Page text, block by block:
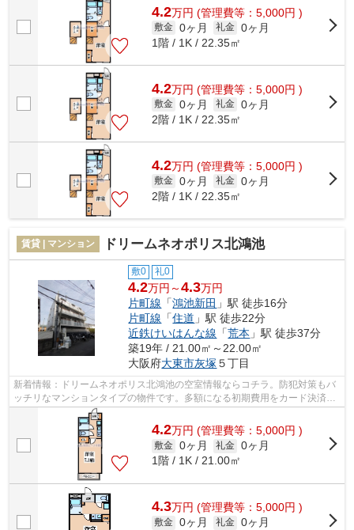
4.2万円 (管理費等：5,000円 )
敷金 0ヶ月 礼金 0ヶ月
1階 / 1K / 22.35㎡
4.2万円 (管理費等：5,000円 )
敷金 0ヶ月 礼金 0ヶ月
2階 / 1K / 22.35㎡
4.2万円 (管理費等：5,000円 )
敷金 0ヶ月 礼金 0ヶ月
2階 / 1K / 22.35㎡
賃貸 | マンション ドリームネオポリス北鴻池
敷0 礼0
4.2万円～4.3万円
片町線 「鴻池新田 」駅 徒歩16分
片町線 「住道 」駅 徒歩22分
近鉄けいはんな線 「荒本 」駅 徒歩37分
築19年 / 21.00㎡～22.00㎡
大阪府大東市灰塚 ５丁目
新着情報：ドリームネオポリス北鴻池の空室情報ならコチラ。防犯対策もバ
ッチリなマンションタイプの物件です。多額になる初期費用をカード決済す
ると、ポイントがおすすめに貯まりま...
4.2万円 (管理費等：5,000円 )
敷金 0ヶ月 礼金 0ヶ月
1階 / 1K / 21.00㎡
4.3万円 (管理費等：5,000円 )
敷金 0ヶ月 礼金 0ヶ月